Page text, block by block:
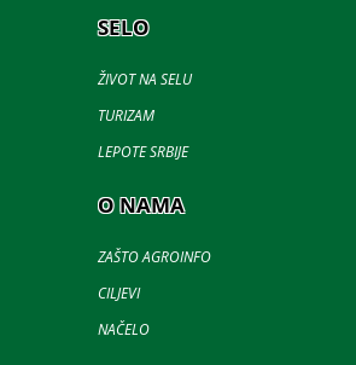
SELO
ŽIVOT NA SELU
TURIZAM
LEPOTE SRBIJE
O NAMA
ZAŠTO AGROINFO
CILJEVI
NAČELO